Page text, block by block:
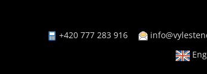
+420 777 283 916